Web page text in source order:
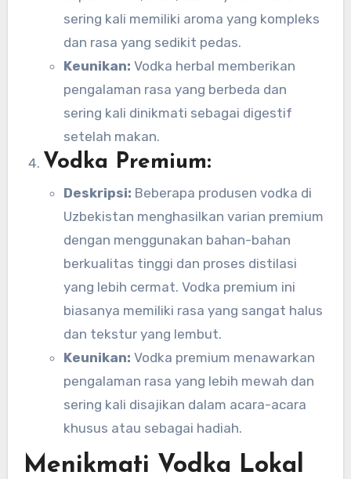
sering kali memiliki aroma yang kompleks
dan rasa yang sedikit pedas.
Keunikan: Vodka herbal memberikan
pengalaman rasa yang berbeda dan
sering kali dinikmati sebagai digestif
setelah makan.
Vodka Premium:
Deskripsi: Beberapa produsen vodka di
Uzbekistan menghasilkan varian premium
dengan menggunakan bahan-bahan
berkualitas tinggi dan proses distilasi
yang lebih cermat. Vodka premium ini
biasanya memiliki rasa yang sangat halus
dan tekstur yang lembut.
Keunikan: Vodka premium menawarkan
pengalaman rasa yang lebih mewah dan
sering kali disajikan dalam acara-acara
khusus atau sebagai hadiah.
Menikmati Vodka Lokal